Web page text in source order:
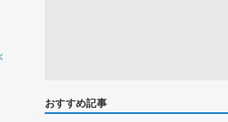
おすすめ記事